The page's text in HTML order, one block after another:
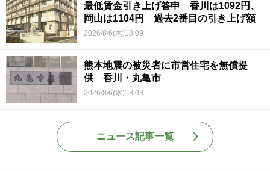
最低賃金引き上げ答申 香川は1092円、
岡山は1104円 過去2番目の引き上げ額
2026/8/6(木)18:09
熊本地震の被災者に市営住宅を無償提
供 香川・丸亀市
2026/8/6(木)18:03
ニュース記事一覧